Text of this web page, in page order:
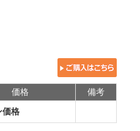
価格
備考
価格